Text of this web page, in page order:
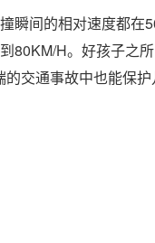
间的相对速度都在
80KM/H。好孩子之
交通事故中也能保